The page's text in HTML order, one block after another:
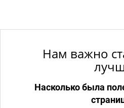
Нам важно
Насколько была